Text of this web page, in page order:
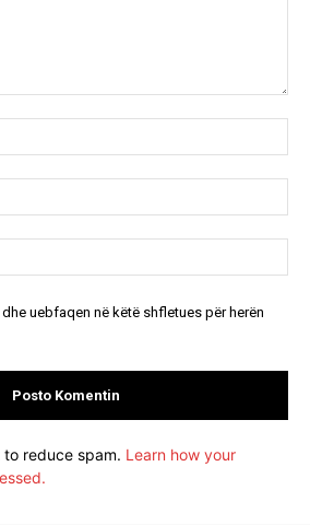
uebfaqen në këtë shfletues për herën
to reduce spam. Learn how your